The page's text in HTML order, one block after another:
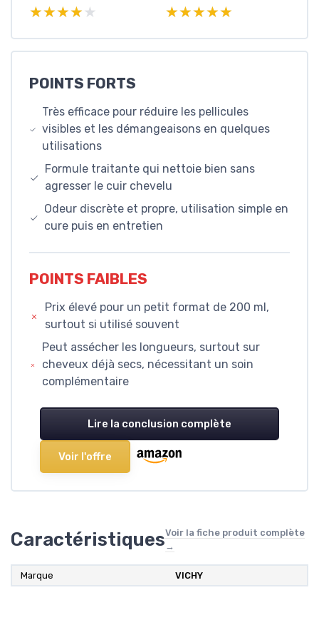
★★★★★
★★★★★ ★★★★★
★★★★★
POINTS FORTS
Très efficace pour réduire les pellicules
visibles et les démangeaisons en quelques
utilisations
Formule traitante qui nettoie bien sans
agresser le cuir chevelu
Odeur discrète et propre, utilisation simple en
cure puis en entretien
POINTS FAIBLES
Prix élevé pour un petit format de 200 ml,
surtout si utilisé souvent
Peut assécher les longueurs, surtout sur
cheveux déjà secs, nécessitant un soin
complémentaire
Lire la conclusion complète
Voir l'offre
CaractéristiquesVoir la fiche produit complète
→
Marque VICHY